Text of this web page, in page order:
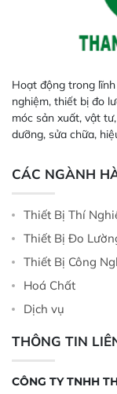
Hoạt động trong
nghiệm, thiết bị đo
móc sản xuất, vật
dưỡng, sửa chữa,
CÁC NGÀNH
Thiết Bị Thí
Thiết Bị Đo
Thiết Bị Công
Hoá Chất
Dịch vụ
THÔNG TIN
CÔNG TY TNHH